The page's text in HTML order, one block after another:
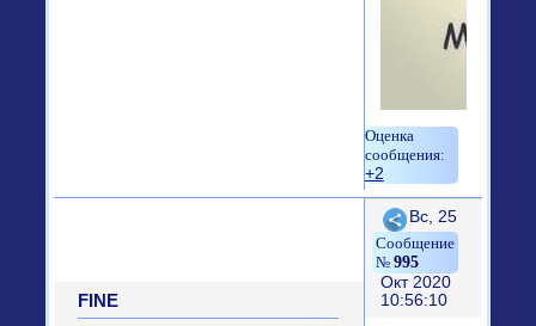
+2
Поделиться
995
Вс, 25
Окт 2020
10:56:10
FINE